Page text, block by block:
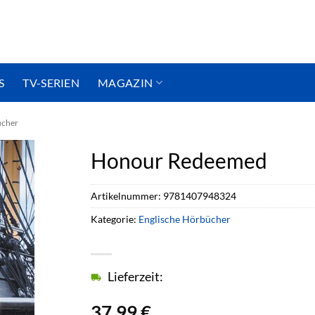
TV-SERIEN MAGAZIN
Honour Redeemed
Lieferzeit:
Artikelnummer: 9781407948324
Kategorie: Englische Hörbücher